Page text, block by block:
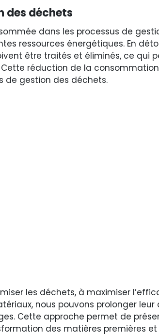
des déchets
dans les processus de
ressources énergétiques. En
être traités et éliminés, ce qui
réduction de la consommation
de gestion des déchets.
les déchets, à maximiser
nous pouvons prolonger
Cette approche permet de
des matières premières